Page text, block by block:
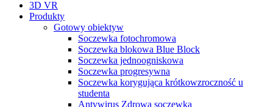
3D VR
Produkty
Gotowy obiektyw
Soczewka fotochromowa
Soczewka blokowa Blue Block
Soczewka jednoogniskowa
Soczewka progresywna
Soczewka korygująca krótkowzroczność u
studenta
Antywirus Zdrowa soczewka